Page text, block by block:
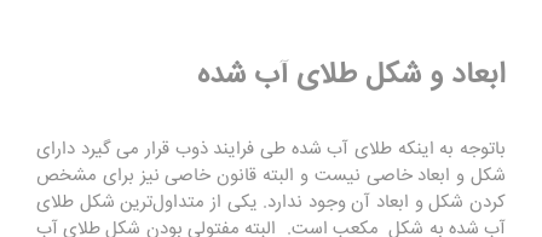
ابعاد و شکل طلای آب شده
باتوجه به اینکه طلای آب شده طی فرایند ذوب قرار می گیرد دارای
شکل و ابعاد خاصی نیست و البته قانون خاصی نیز برای مشخص
کردن شکل و ابعاد آن وجود ندارد. یکی از متداول‌ترین شکل طلای
آب شده به شکل مکعب است. البته مفتولی بودن شکل طلای آب